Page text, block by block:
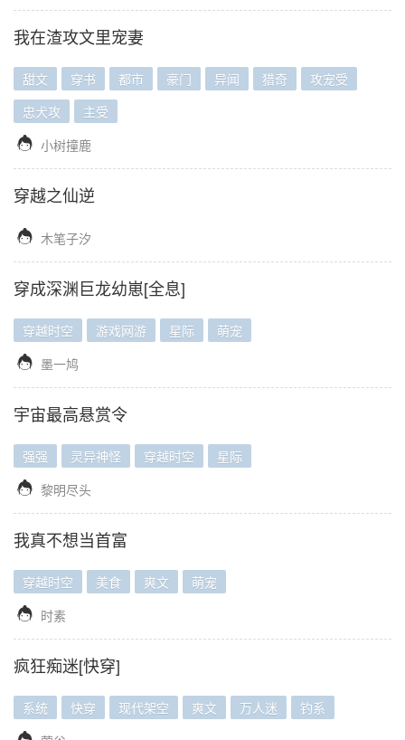
我在渣攻文里宠妻
甜文 穿书 都市 豪门 异闻 猎奇
攻宠受
忠犬攻
主受
 小树撞鹿
穿越之仙逆
 木笔子汐
穿成深渊巨龙幼崽[全息]
穿越时空 游戏网游 星际 萌宠
 墨一鸠
宇宙最高悬赏令
强强 灵异神怪 穿越时空 星际
 黎明尽头
我真不想当首富
穿越时空 美食 爽文 萌宠
 时素
疯狂痴迷[快穿]
系统 快穿 现代架空 爽文 万人迷 钓系